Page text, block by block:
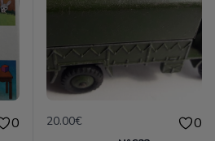
0 20.00€ 0